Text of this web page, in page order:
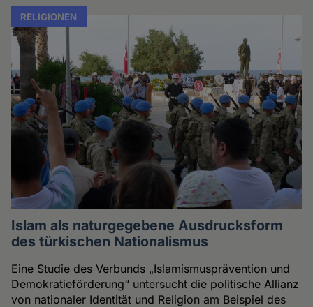
RELIGIONEN
Islam als naturgegebene Ausdrucksform
des türkischen Nationalismus
Eine Studie des Verbunds „Islamismusprävention und
Demokratieförderung“ untersucht die politische Allianz
von nationaler Identität und Religion am Beispiel des